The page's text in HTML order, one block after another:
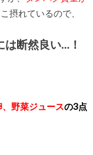
摂れているので、
は断然良い…！
野菜ジュースの3点